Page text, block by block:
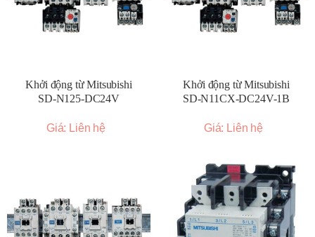
Khởi động từ Mitsubishi
SD-N125-DC24V
Giá: Liên hệ
Khởi động từ Mitsubishi
SD-N11CX-DC24V-1B
Giá: Liên hệ